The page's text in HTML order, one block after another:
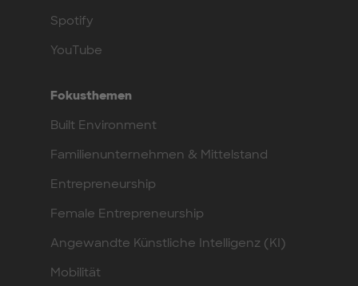
Spotify
YouTube
Fokusthemen
Built Environment
Familienunternehmen & Mittelstand
Entrepreneurship
Female Entrepreneurship
Angewandte Künstliche Intelligenz (KI)
Mobilität